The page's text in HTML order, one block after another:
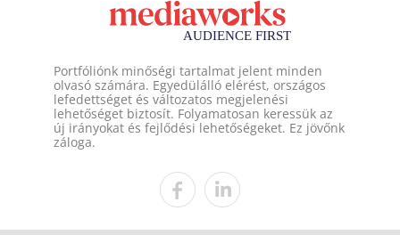
Portfóliónk minőségi tartalmat jelent minden
olvasó számára. Egyedülálló elérést, országos
lefedettséget és változatos megjelenési
lehetőséget biztosít. Folyamatosan keressük az
új irányokat és fejlődési lehetőségeket. Ez jövőnk
záloga.